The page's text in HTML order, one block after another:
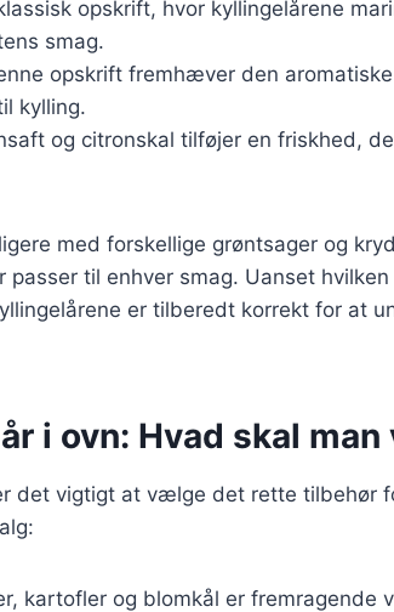
opskrift, hvor kyllingelårene
smag.
opskrift fremhæver den
kylling.
og citronskal tilføjer en friskhed,
med forskellige grøntsager og
til enhver smag. Uanset
er tilberedt korrekt for at
i ovn: Hvad skal
det vigtigt at vælge det rette tilbehør
kartofler og blomkål er fremragende